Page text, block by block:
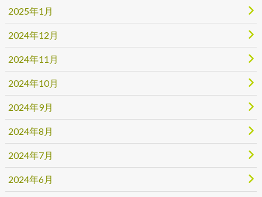
2025年1月
2024年12月
2024年11月
2024年10月
2024年9月
2024年8月
2024年7月
2024年6月